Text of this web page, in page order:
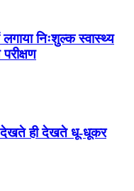
निःशुल्क स्वास्थ्य
ही देखते धू-धूकर